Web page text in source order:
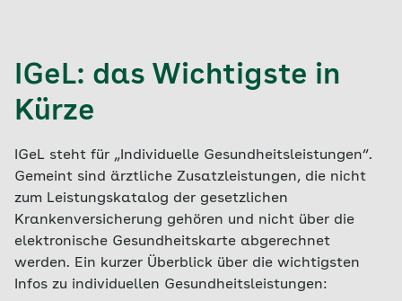
IGeL: das Wichtigste in
Kürze
IGeL steht für „Individuelle Gesundheitsleistungen“.
Gemeint sind ärztliche Zusatzleistungen, die nicht
zum Leistungskatalog der gesetzlichen
Krankenversicherung gehören und nicht über die
elektronische Gesundheitskarte abgerechnet
werden. Ein kurzer Überblick über die wichtigsten
Infos zu individuellen Gesundheitsleistungen: